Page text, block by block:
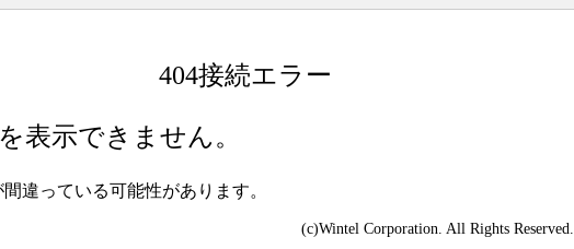
404接続エラー
表示できません。
違っている可能性があります。
(c)Wintel Corporation. All Rights Reserved.